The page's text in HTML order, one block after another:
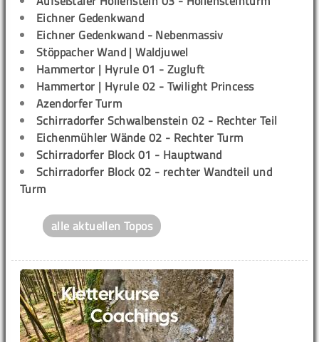
Eichner Gedenkwand
Eichner Gedenkwand - Nebenmassiv
Stöppacher Wand | Waldjuwel
Hammertor | Hyrule 01 - Zugluft
Hammertor | Hyrule 02 - Twilight Princess
Azendorfer Turm
Schirradorfer Schwalbenstein 02 - Rechter Teil
Eichenmühler Wände 02 - Rechter Turm
Schirradorfer Block 01 - Hauptwand
Schirradorfer Block 02 - rechter Wandteil und
Turm
alle aktuellen Topos